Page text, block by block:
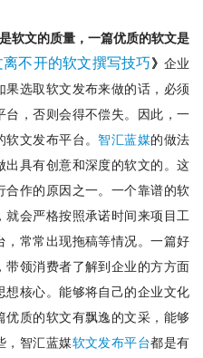
软文的质量，一篇优质的软文是
不开的软文撰写技巧》 企业
选取软文发布来做的话，必须
台，否则会得不偿失。因此，一
软文发布平台。智汇蓝媒的做法
具有创意和深度的软文的。这
作的原因之一。一个靠谱的软
会严格按照承诺时间来项目工
常常出现拖稿等情况。一篇好
带领消费者了解到企业的方方面
想核心。能够将自己的企业文化
质的软文有飘逸的文采，能够
，智汇蓝媒软文发布平台都是有